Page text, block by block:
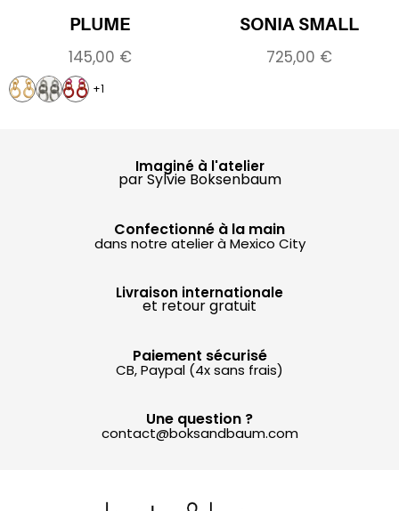
PLUME
145,00 €
+1
SONIA SMALL
725,00 €
Imaginé à l'atelier
par Sylvie Boksenbaum
Confectionné à la main
dans notre atelier à Mexico City
Une question ?
contact@boksandbaum.com
Livraison internationale
et retour gratuit
Paiement sécurisé
CB, Paypal (4x sans frais)